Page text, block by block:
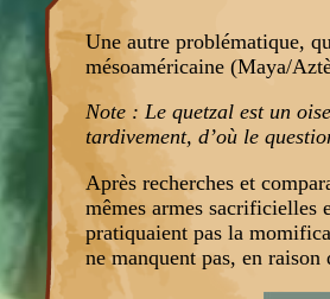
Une autre problématique,
mésoaméricaine (Maya/
Note : Le quetzal est un
tardivement, d’où le
Après recherches et
mêmes armes sacrificielles
pratiquaient pas la
ne manquent pas, en